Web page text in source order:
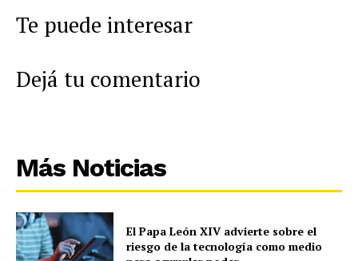
Te puede interesar
Dejá tu comentario
Más Noticias
El Papa León XIV advierte sobre el
riesgo de la tecnología como medio